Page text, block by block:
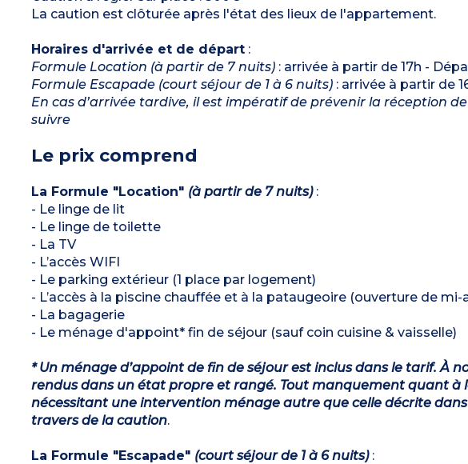
La caution est clôturée après l'état des lieux de l'appartement.
Horaires d'arrivée et de départ:
Formule Location (à partir de 7 nuits): arrivée à partir de 17h -
Formule Escapade (court séjour de 1 à 6 nuits): arrivée à partir de
En cas d’arrivée tardive, il est impératif de prévenir la réception
suivre
Le prix comprend
La Formule "Location" (à partir de 7 nuits):
- Le linge de lit
- Le linge de toilette
- La TV
- L’accès WIFI
- Le parking extérieur (1 place par logement)
- L’accès à la piscine chauffée et à la pataugeoire (ouverture de
- La bagagerie
- Le ménage d'appoint* fin de séjour (sauf coin cuisine & vaisselle)
* Un ménage d’appoint de fin de séjour est inclus dans le tarif. À
rendus dans un état propre et rangé. Tout manquement quant à
nécessitant une intervention ménage autre que celle décrite
travers de la caution.
La Formule "Escapade" (court séjour de 1 à 6 nuits):